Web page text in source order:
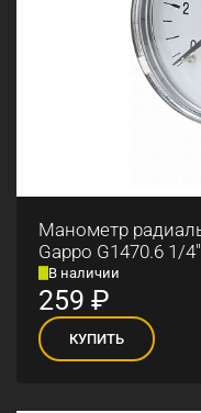
Манометр
Gappo G1470.6 1/
В наличии
259 ₽
КУПИТЬ